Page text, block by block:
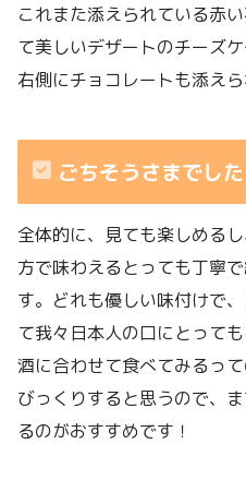
これまた添えられている赤
て美しいデザートのチーズケ
右側にチョコレートも添え
ごちそうさまでした
全体的に、見ても楽しめる
方で味わえるとっても丁寧
す。どれも優しい味付けで
て我々日本人の口にとって
酒に合わせて食べてみるっ
びっくりすると思うので、
るのがおすすめです！